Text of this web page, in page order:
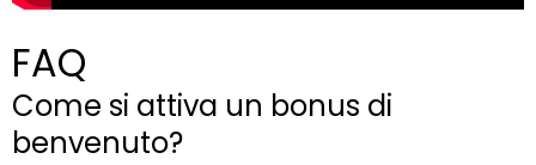
FAQ
Come si attiva un bonus di
benvenuto?